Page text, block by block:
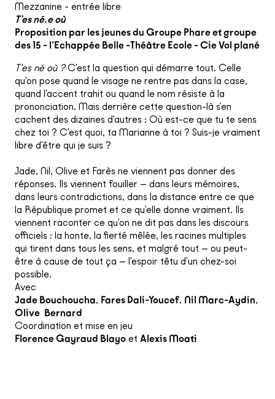
T’es né.e où
Proposition par les jeunes du Groupe Phare et groupe
des 15 - l’Echappée Belle -Théâtre Ecole - Cie Vol plané
T'es né où ?C'est la question qui démarre tout. Celle
qu'on pose quand le visage ne rentre pas dans la case,
quand l'accent trahit ou quand le nom résiste à la
prononciation. Mais derrière cette question-là s'en
cachent des dizaines d'autres : Où est-ce que tu te sens
chez toi ? C'est quoi, ta Marianne à toi ? Suis-je vraiment
libre d'être qui je suis ?
Jade, Nil, Olive et Farès ne viennent pas donner des
réponses. Ils viennent fouiller — dans leurs mémoires,
dans leurs contradictions, dans la distance entre ce que
la République promet et ce qu'elle donne vraiment. Ils
viennent raconter ce qu'on ne dit pas dans les discours
officiels : la honte, la fierté mêlée, les racines multiples
qui tirent dans tous les sens, et malgré tout — ou peut-
être à cause de tout ça — l'espoir têtu d'un chez-soi
possible.
Avec
Jade Bouchoucha, Fares Dali-Youcef, Nil Marc-Aydin,
Olive Bernard
Coordination et mise en jeu
Florence Gayraud Blayo et Alexis Moati
Mezzanine - entrée libre